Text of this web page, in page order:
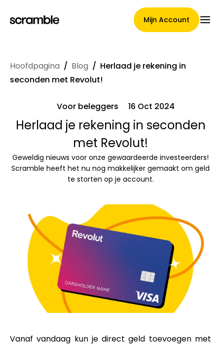
Mijn Account
Hoofdpagina
Voorwaarden voor
claimtoewijzing
Merken Galerij
Merkselectie
Rekenmachines
Hoofdpagina / Blog / Herlaad je rekening in
seconden met Revolut!
Voor beleggers 16 Oct 2024
Herlaad je rekening in seconden
met Revolut!
Geweldig nieuws voor onze gewaardeerde investeerders!
Scramble heeft het nu nog makkelijker gemaakt om geld
te storten op je account.
Vanaf vandaag kun je direct geld toevoegen met